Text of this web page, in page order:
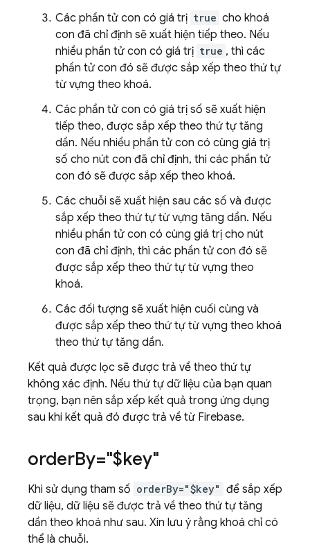
Các phần tử con có giá trị true cho khoá
con đã chỉ định sẽ xuất hiện tiếp theo. Nếu
nhiều phần tử con có giá trị true , thì các
phần tử con đó sẽ được sắp xếp theo thứ tự
từ vựng theo khoá.
Các phần tử con có giá trị số sẽ xuất hiện
tiếp theo, được sắp xếp theo thứ tự tăng
dần. Nếu nhiều phần tử con có cùng giá trị
số cho nút con đã chỉ định, thì các phần tử
con đó sẽ được sắp xếp theo khoá.
Các chuỗi sẽ xuất hiện sau các số và được
sắp xếp theo thứ tự từ vựng tăng dần. Nếu
nhiều phần tử con có cùng giá trị cho nút
con đã chỉ định, thì các phần tử con đó sẽ
được sắp xếp theo thứ tự từ vựng theo
khoá.
Các đối tượng sẽ xuất hiện cuối cùng và
được sắp xếp theo thứ tự từ vựng theo khoá
theo thứ tự tăng dần.
Kết quả được lọc sẽ được trả về theo thứ tự
không xác định. Nếu thứ tự dữ liệu của bạn quan
trọng, bạn nên sắp xếp kết quả trong ứng dụng
sau khi kết quả đó được trả về từ Firebase.
orderBy="$key"
Khi sử dụng tham số orderBy="$key" để sắp xếp
dữ liệu, dữ liệu sẽ được trả về theo thứ tự tăng
dần theo khoá như sau. Xin lưu ý rằng khoá chỉ có
thể là chuỗi.